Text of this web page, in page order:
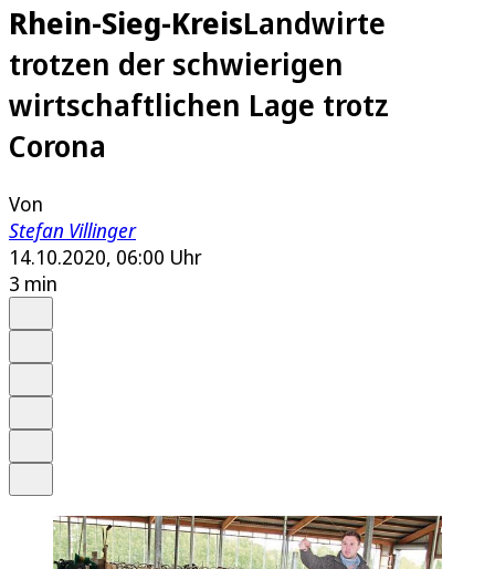
Rhein-Sieg-KreisLandwirte
trotzen der schwierigen
wirtschaftlichen Lage trotz
Corona
Von
Stefan Villinger
14.10.2020, 06:00 Uhr
3 min